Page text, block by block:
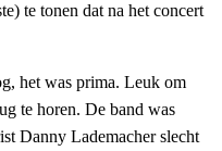
te tonen dat na het concert
het was prima. Leuk om
te horen. De band was
Danny Lademacher slecht